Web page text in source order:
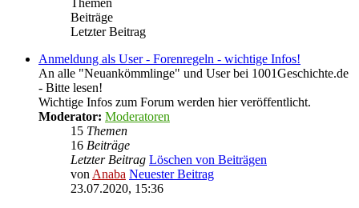
Themen
Beiträge
Letzter Beitrag
Anmeldung als User - Forenregeln - wichtige Infos!
An alle "Neuankömmlinge" und User bei 1001Geschichte.de
- Bitte lesen!
Wichtige Infos zum Forum werden hier veröffentlicht.
Moderator: Moderatoren
15 Themen
16 Beiträge
Letzter Beitrag Löschen von Beiträgen
von Anaba Neuester Beitrag
23.07.2020, 15:36